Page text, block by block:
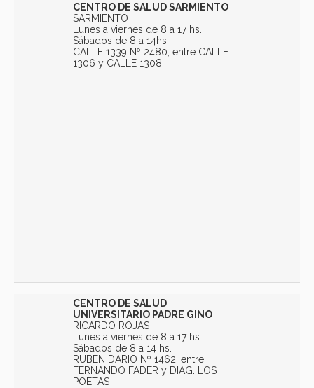
CENTRO DE SALUD SARMIENTO
SARMIENTO
Lunes a viernes de 8 a 17 hs.
Sábados de 8 a 14hs.
CALLE 1339 Nº 2480, entre CALLE
1306 y CALLE 1308
CENTRO DE SALUD
UNIVERSITARIO PADRE GINO
RICARDO ROJAS
Lunes a viernes de 8 a 17 hs.
Sábados de 8 a 14 hs.
RUBEN DARIO Nº 1462, entre
FERNANDO FADER y DIAG. LOS
POETAS